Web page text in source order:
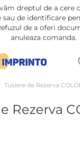
dreptul de a cere
de identificare
de a oferi
anuleaza comanda.
la
Tusiere de Rezerva
Rezerva